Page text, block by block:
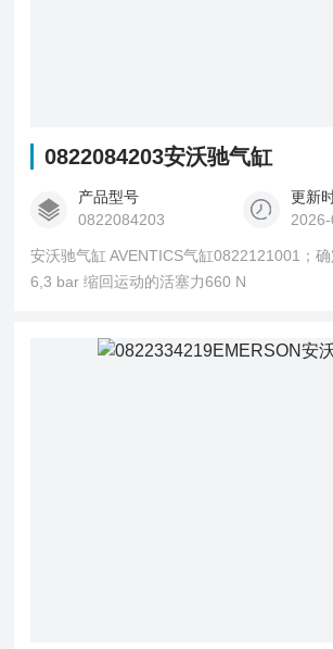
0822084203安沃驰气缸
产品型号
0822084203
更新
安沃驰气缸 AVENTICS气缸0822121001；
6,3 bar 缩回运动的活塞力660 N